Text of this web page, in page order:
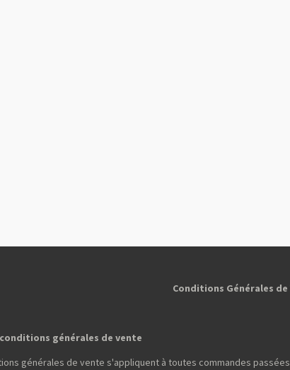
Conditions Générales
générales de vente
générales de vente s'appliquent à toutes commandes